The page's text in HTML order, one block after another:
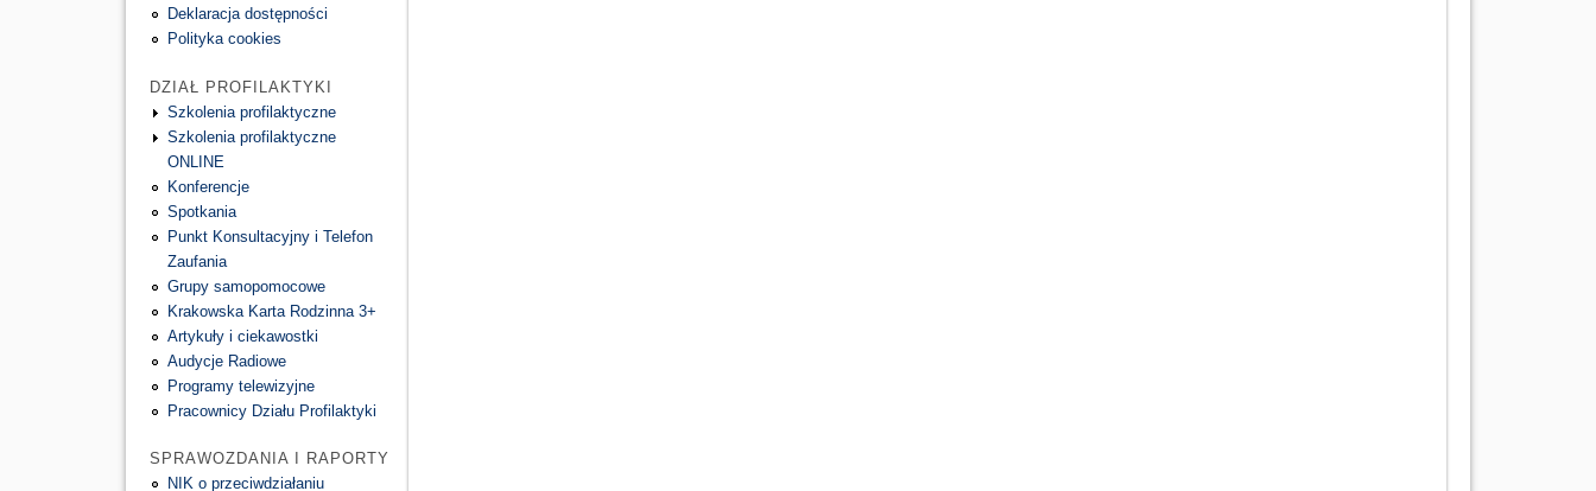
Deklaracja dostępności
Polityka cookies
DZIAŁ PROFILAKTYKI
Szkolenia profilaktyczne
Szkolenia profilaktyczne
ONLINE
Konferencje
Spotkania
Punkt Konsultacyjny i Telefon
Zaufania
Grupy samopomocowe
Krakowska Karta Rodzinna 3+
Artykuły i ciekawostki
Audycje Radiowe
Programy telewizyjne
Pracownicy Działu Profilaktyki
SPRAWOZDANIA I RAPORTY
NIK o przeciwdziałaniu